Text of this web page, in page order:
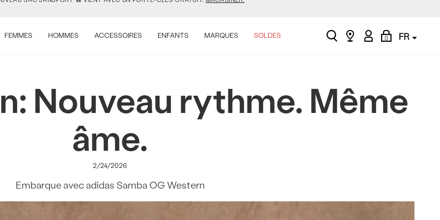
SAC JANSPORT 🎒 VIENT AVEC UN PORTE-CLÉS GRATUIT.MAGASINER.
COULEURS DE SALOMON SONT EN LIGNE. FAIS VITE.
FEMMES HOMMES ACCESSOIRES ENFANTS MARQUES SOLDES search
Find
My
Account
0
Shopping
Bag
FR
Nouveau rythme. Même
âme.
2/24/2026
Embarque avec adidas Samba OG Western